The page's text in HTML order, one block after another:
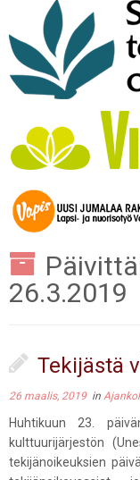
26.3.2019
Tekijästä
26 maalis, 2019in
Huhtikuun 23.
kulttuurijärjestön
tekijänoikeuksien